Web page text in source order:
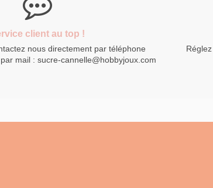
client au top !
nous directement par téléphone
mail : sucre-cannelle@hobbyjoux.com